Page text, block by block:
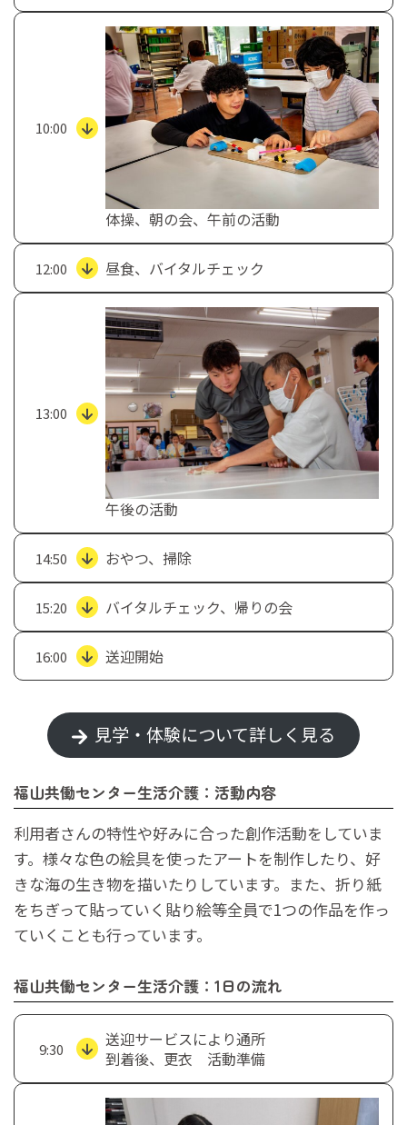
10:00
体操、朝の会、午前の活動
12:00 昼食、バイタルチェック
13:00
午後の活動
14:50 おやつ、掃除
15:20 バイタルチェック、帰りの会
16:00 送迎開始
見学・体験について詳しく見る
福山共働センター生活介護：活動内容
利用者さんの特性や好みに合った創作活動をしていま
す。様々な色の絵具を使ったアートを制作したり、好
きな海の生き物を描いたりしています。また、折り紙
をちぎって貼っていく貼り絵等全員で1つの作品を作っ
ていくことも行っています。
福山共働センター生活介護：1日の流れ
9:30
送迎サービスにより通所
到着後、更衣 活動準備